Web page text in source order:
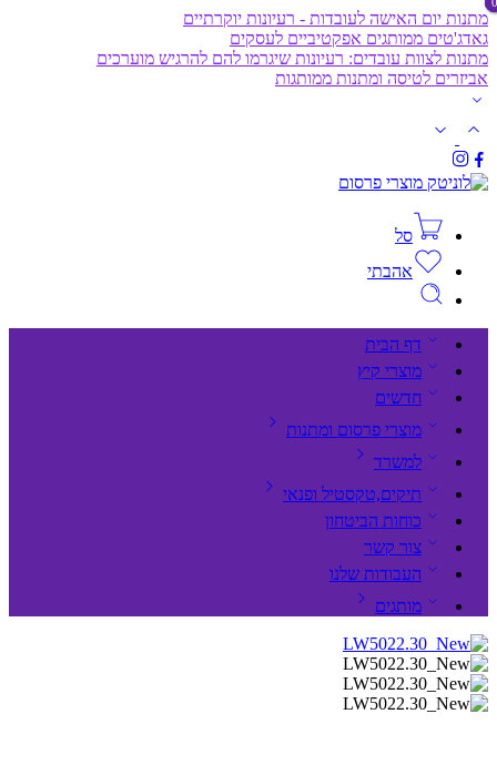
מתנות יום האישה לעובדות - רעיונות יוקרתיים
גאדג'טים ממותגים אפקטיביים לעסקים
מתנות לצוות עובדים: רעיונות שיגרמו להם להרגיש מוערכים
אביזרים לטיסה ומתנות ממותגות
סל
אהבתי
דף הבית
מוצרי קיץ
חדשים
מוצרי פרסום ומתנות
למשרד
תיקים,טקסטיל ופנאי
כוחות הביטחון
צור קשר
העבודות שלנו
מותגים